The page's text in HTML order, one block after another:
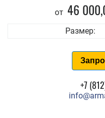
от 46
Размер:
+7